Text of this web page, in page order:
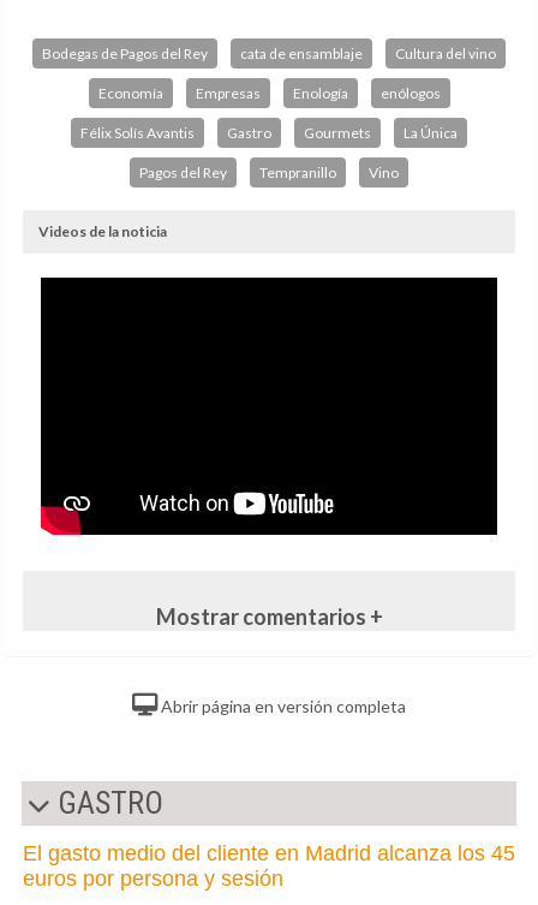
Bodegas de Pagos del Rey cata de ensamblaje Cultura del vino
Economía Empresas Enología enólogos
Félix Solís Avantis Gastro Gourmets La Única
Pagos del Rey Tempranillo Vino
Videos de la noticia
Mostrar comentarios +
Abrir página en versión completa
GASTRO
El gasto medio del cliente en Madrid alcanza los 45
euros por persona y sesión